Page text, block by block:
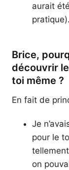
aurait
pratique).
Brice,
découvrir
toi même ?
En fait de
Je
pour le
on